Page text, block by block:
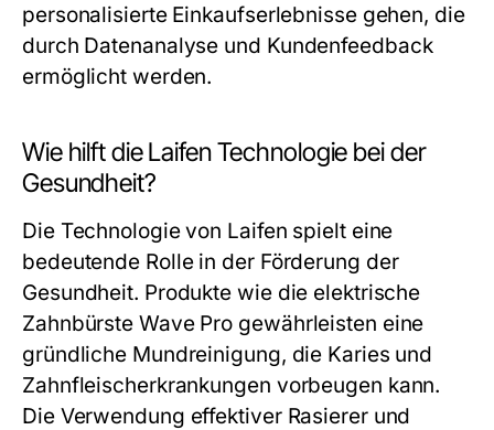
personalisierte Einkaufserlebnisse gehen, die
durch Datenanalyse und Kundenfeedback
ermöglicht werden.
Wie hilft die Laifen Technologie bei der
Gesundheit?
Die Technologie von Laifen spielt eine
bedeutende Rolle in der Förderung der
Gesundheit. Produkte wie die elektrische
Zahnbürste Wave Pro gewährleisten eine
gründliche Mundreinigung, die Karies und
Zahnfleischerkrankungen vorbeugen kann.
Die Verwendung effektiver Rasierer und